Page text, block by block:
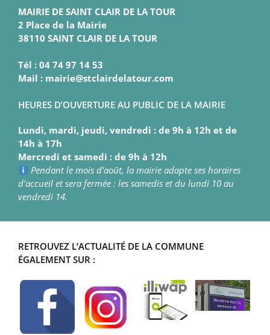
MAIRIE DE SAINT CLAIR DE LA TOUR
2 Place de la Mairie
38110 SAINT CLAIR DE LA TOUR
Tél : 04 74 97 14 53
Mail : mairie@stclairdelatour.com
HEURES D’OUVERTURE AU PUBLIC DE LA MAIRIE
Lundi, mardi, jeudi, vendredi : de 9h à 12h et de
14h à 17h
Mercredi et samedi : de 9h à 12h
Pendant le mois d’août, la mairie adapte ses horaires
d’accueil et sera fermée : les samedis et du lundi 10 au
vendredi 14.
RETROUVEZ L’ACTUALITÉ DE LA COMMUNE
ÉGALEMENT SUR :